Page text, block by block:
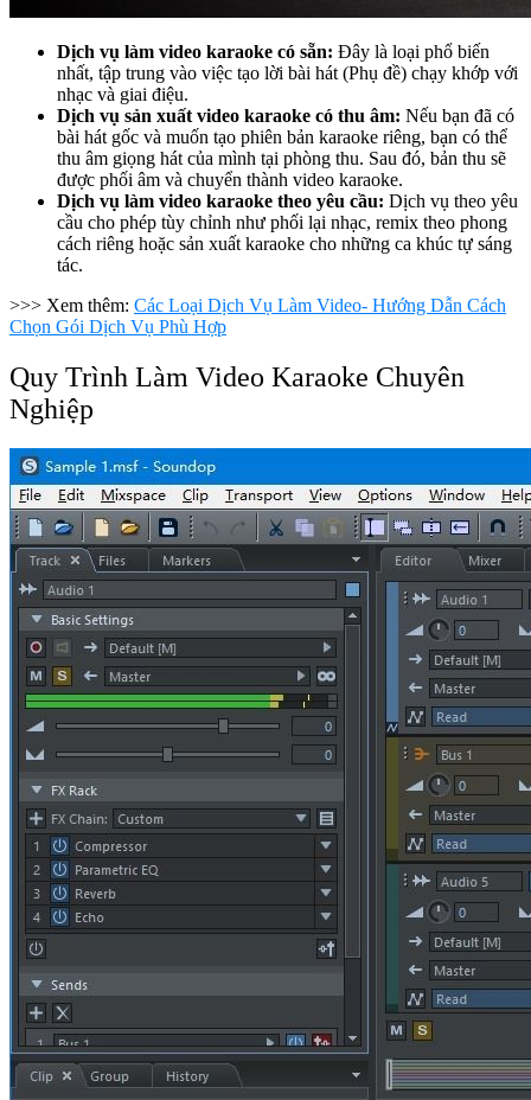
Dịch vụ làm video karaoke có sẵn: Đây là loại phổ biến
nhất, tập trung vào việc tạo lời bài hát (Phụ đề) chạy khớp với
nhạc và giai điệu.
Dịch vụ sản xuất video karaoke có thu âm: Nếu bạn đã có
bài hát gốc và muốn tạo phiên bản karaoke riêng, bạn có thể
thu âm giọng hát của mình tại phòng thu. Sau đó, bản thu sẽ
được phối âm và chuyển thành video karaoke.
Dịch vụ làm video karaoke theo yêu cầu: Dịch vụ theo yêu
cầu cho phép tùy chỉnh như phối lại nhạc, remix theo phong
cách riêng hoặc sản xuất karaoke cho những ca khúc tự sáng
tác.
>>> Xem thêm: Các Loại Dịch Vụ Làm Video- Hướng Dẫn Cách
Chọn Gói Dịch Vụ Phù Hợp
Quy Trình Làm Video Karaoke Chuyên
Nghiệp